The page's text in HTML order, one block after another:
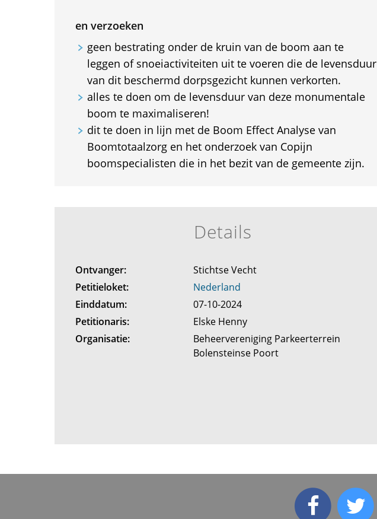
en verzoeken
geen bestrating onder de kruin van de boom aan te
leggen of snoeiactiviteiten uit te voeren die de levensduur
van dit beschermd dorpsgezicht kunnen verkorten.
alles te doen om de levensduur van deze monumentale
boom te maximaliseren!
dit te doen in lijn met de Boom Effect Analyse van
Boomtotaalzorg en het onderzoek van Copijn
boomspecialisten die in het bezit van de gemeente zijn.
Details
Ontvanger:
Stichtse Vecht
Petitieloket:
Nederland
Einddatum:
07-10-2024
Petitionaris:
Elske Henny
Organisatie:
Beheervereniging Parkeerterrein
Bolensteinse Poort